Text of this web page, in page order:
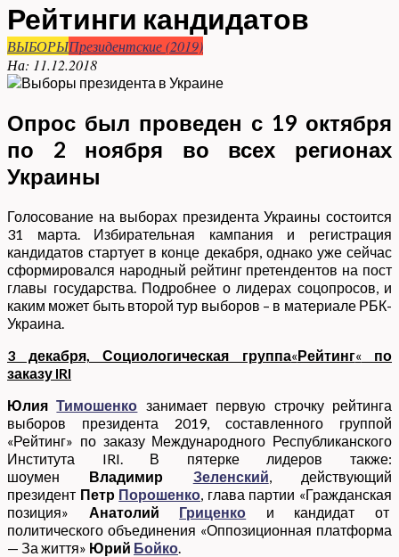
Рейтинги кандидатов
ВЫБОРЫПрезидентские (2019)
На: 11.12.2018
Опрос был проведен с 19 октября
по 2 ноября во всех регионах
Украины
Голосование на выборах президента Украины состоится
31 марта. Избирательная кампания и регистрация
кандидатов стартует в конце декабря, однако уже сейчас
сформировался народный рейтинг претендентов на пост
главы государства. Подробнее о лидерах соцопросов, и
каким может быть второй тур выборов – в материале РБК-
Украина.
3 декабря, Социологическая группа«Рейтинг« по
заказу IRI
ЮлияТимошенко занимает первую строчку рейтинга
выборов президента 2019, составленного группой
«Рейтинг» по заказу Международного Республиканского
Института IRI. В пятерке лидеров также:
шоумен Владимир Зеленский, действующий
президент Петр Порошенко, глава партии «Гражданская
позиция» Анатолий Гриценко и кандидат от
политического объединения «Оппозиционная платформа
— За життя» Юрий Бойко.